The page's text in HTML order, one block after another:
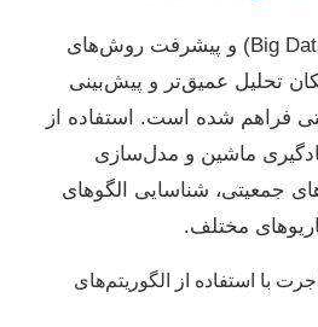
با ظهور کلان‌داده‌ها (Big Data) و پیشرفت روش‌های
تحلیل عمیق‌تر و پیش‌بینی
فراهم شده است. استفاده از
ماشین و مدل‌سازی
جمعیتی، شناسایی الگوهای
مختلف.
با استفاده از الگوریتم‌های